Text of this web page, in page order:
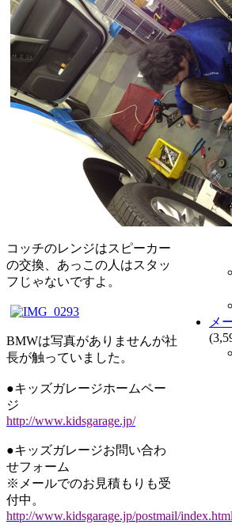
コッチのレンジはスピーカー
の交換、あっこの人はスタッ
フじゃないですよ。
BMWは写真がありませんが社
長が触っていました。
●キッズガレージホームペー
ジ
http://www.kidsgarage.jp/
●キッズガレージお問い合わ
せフォーム
※メールでのお見積もりも受
付中。
http://www.kidsgarage.jp/postmail/index.html
メ